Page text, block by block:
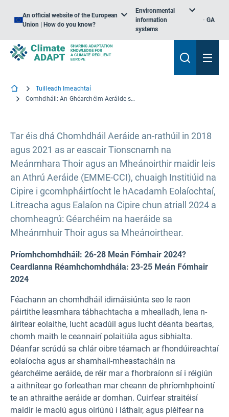
An official website of the European
Union | How do you know?
Environmental
information
systems
GA
Tuilleadh Imeachtaí
Comhdháil: An Ghéarchéim Aeráide sa Mheánmhuir Thoir agus sa Mheánoirthear
Tar éis dhá Chomhdháil Aeráide an-rathúil in 2018
agus 2021 as ar eascair Tionscnamh na
Meánmhara Thoir agus an Mheánoirthir maidir leis
an Athrú Aeráide (EMME-CCI), chuaigh Institiúid na
Cipire i gcomhpháirtíocht le hAcadamh Eolaíochtaí,
Litreacha agus Ealaíon na Cipire chun atriall 2024 a
chomheagrú: Géarchéim na haeráide sa
Mheánmhuir Thoir agus sa Mheánoirthear.
Príomhchomhdháil: 26-28 Meán Fómhair 2024?
Ceardlanna Réamhchomhdhála: 23-25 Meán Fómhair
2024
Féachann an chomhdháil idirnáisiúnta seo le raon
páirtithe leasmhara tábhachtacha a mhealladh, lena n-
áirítear eolaithe, lucht acadúil agus lucht déanta beartas,
chomh maith le ceannairí polaitiúla agus sibhialta.
Déanfar scrúdú sa chlár oibre téamach ar fhondúireachtaí
eolaíocha agus ar shamhail-mheastacháin na
géarchéime aeráide, de réir mar a fhorbraíonn sí i réigiún
a aithnítear go forleathan mar cheann de phríomhphointí
te an athraithe aeráide ar domhan. Cuirfear straitéisí
maidir le maolú agus oiriúnú i láthair, agus pléifear na